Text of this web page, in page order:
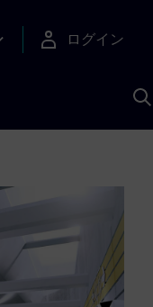
ログイン